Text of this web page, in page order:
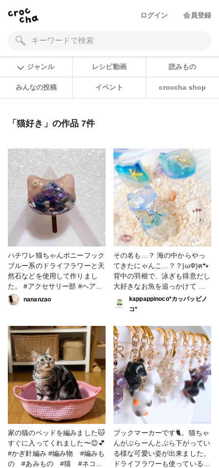
ログイン 会員登録
ジャンル レシピ動画 読みもの
みんなの投稿 イベント croccha shop
「猫好き」の作品 7件
ハチワレ猫ちゃんポニーフック
ブルー系のドライフラワーと天
然石などを使用して作りまし
た。 #アクセサリー部 #ヘアア
クセサリー #猫好き
nananzao
その名も…？ 海の中からやっ
てきたにゃんこ…？？|ωΦ)ฅ🐾
背中の羽根で、泳ぎも得意だし
大好きなお魚を追っかけて 飛
び魚みたいに飛んじゃうにゃ～
ᗦ↞◃ ~₍˄·͈༝·͈˄₎♡ 海妖精にゃん
砂 まるで海の中にいるみたい
な世界観を表現しました🐚°* #
レジン作品夏のコンテスト #は
じめての投稿 #ヘアアクセサリ
ー #UVレジン #作家のためのレ
ジン #星の砂 #猫イヤリング #
猫好き
kappappinoco*カッパッピノ
コ*
家の猫のベッドを編みました🐱
すぐに入ってくれました〜😊💕
#かぎ針編み #編み物 #編みも
の #あみもの #猫 #ネコ
ブックマーカーです🐈。猫ちゃ
んがぶらーんとぶら下がってい
る様な可愛い姿が出来ました。
ドライフラワーも使っているの